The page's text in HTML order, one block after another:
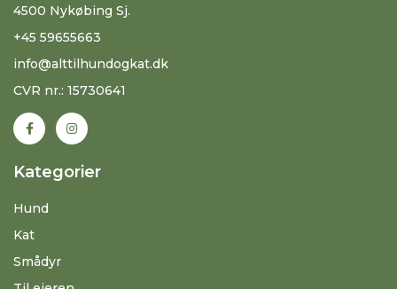
4500 Nykøbing Sj.
+45 59655663
info@alttilhundogkat.dk
CVR nr.: 15730641
Kategorier
Hund
Kat
Smådyr